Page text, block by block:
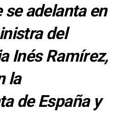
adelanta en
del
Inés Ramírez,
la
de España y